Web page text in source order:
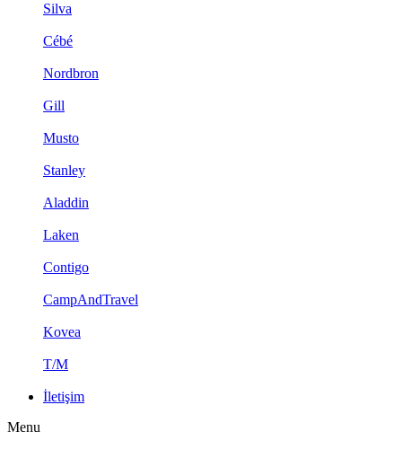
Silva
Cébé
Nordbron
Gill
Musto
Stanley
Aladdin
Laken
Contigo
CampAndTravel
Kovea
T/M
İletişim
Menu